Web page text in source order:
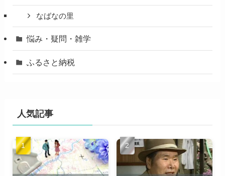
なばなの里
悩み・疑問・雑学
ふるさと納税
人気記事